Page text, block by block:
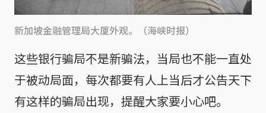
新加坡金融管理局大厦外观。（海峡时报）
这些银行骗局不是新骗法，当局也不能一直处
于被动局面，每次都要有人上当后才公告天下
有这样的骗局出现，提醒大家要小心吧。